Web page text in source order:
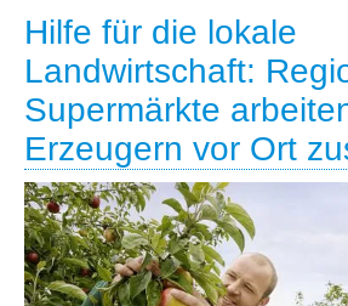
Hilfe für die lokale
Landwirtschaft:
Supermärkte
Erzeugern vor Ort